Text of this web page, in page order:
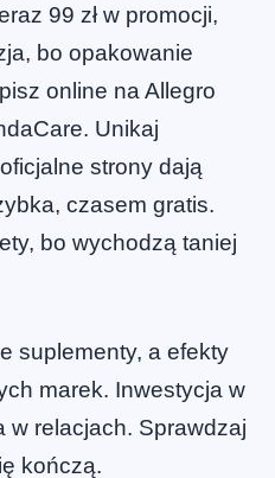
99 zł w promocji,
bo opakowanie
online na Allegro
Unikaj
strony dają
czasem gratis.
bo wychodzą taniej
suplementy, a efekty
marek. Inwestycja w
w relacjach. Sprawdzaj
kończą.